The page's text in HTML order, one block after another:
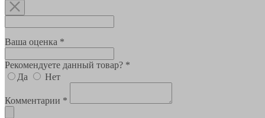
Ваша оценка *
Рекомендуете данный товар? *
Да
Нет
Комментарии *